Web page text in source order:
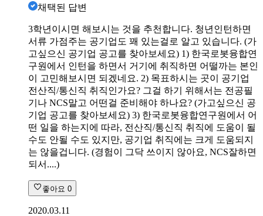
채택된 답변
3학년이시면 해보시는 것을 추천합니다. 청년인턴하면
서류 가점주는 공기업도 꽤 있는걸로 알고 있습니다. (가
고싶으신 공기업 공고를 찾아보세요) 1) 한국로봇융합연
구원에서 인턴을 하면서 거기에 취직하면 어떨까는 본인
이 고민해보시면 되겠네요. 2) 목표하시는 곳이 공기업
전산직/통신직 취직인가요? 그걸 하기 위해서는 전공필
기나 NCS말고 어떤걸 준비해야 하나요? (가고싶으신 공
기업 공고를 찾아보세요) 3) 한국로봇융합연구원에서 어
떤 일을 하는지에 따라, 전산직/통신직 취직에 도움이 될
수도 안될 수도 있지만, 공기업 취직에는 크게 도움되지
는 않을겁니다. (경험이 그닥 쓰이지 않아요, NCS잘하면
되서....)
좋아요 0
2020.03.11